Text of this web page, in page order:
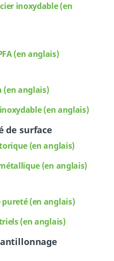
inoxydable (en
(en anglais)
(en anglais)
(en anglais)
de surface
(en anglais)
(en anglais)
pureté (en anglais)
(en anglais)